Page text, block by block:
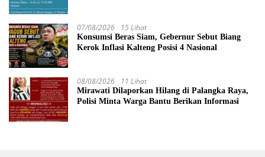
07/08/2026 15 Lihat
Konsumsi Beras Siam, Gebernur Sebut Biang
Kerok Inflasi Kalteng Posisi 4 Nasional
08/08/2026 11 Lihat
Mirawati Dilaporkan Hilang di Palangka Raya,
Polisi Minta Warga Bantu Berikan Informasi